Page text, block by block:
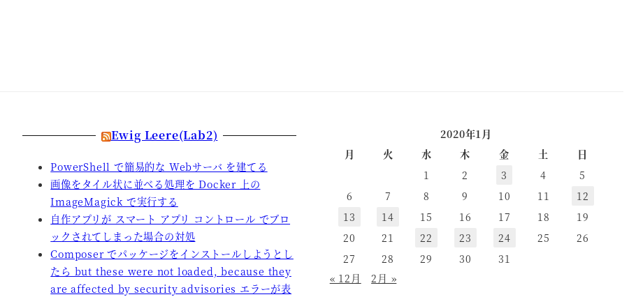
Ewig Leere(Lab2)
PowerShell で簡易的な Webサーバ を建てる
画像をタイル状に並べる処理を Docker 上の
ImageMagick で実行する
自作アプリが スマート アプリ コントロール でブロ
ックされてしまった場合の対処
Composer でパッケージをインストールしようとし
たら but these were not loaded, because they
are affected by security advisories エラーが表
2020年1月
月
火 水 木 金 土
日
1
2 3 4
5
6
7 8 9 10 11
12
13
14 15 16 17 18
19
20
21 22 23 24 25
26
27
28 29 30
31
« 12月
2月 »